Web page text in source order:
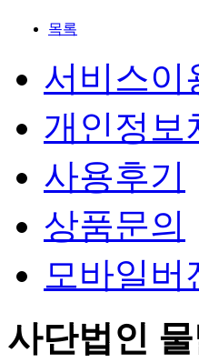
목록
서비스이
개인정보
사용후기
상품문의
모바일버
사단법인